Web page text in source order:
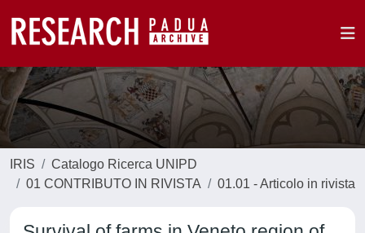
IRIS
Catalogo Ricerca UNIPD
01 CONTRIBUTO IN RIVISTA
01.01 - Articolo in rivista